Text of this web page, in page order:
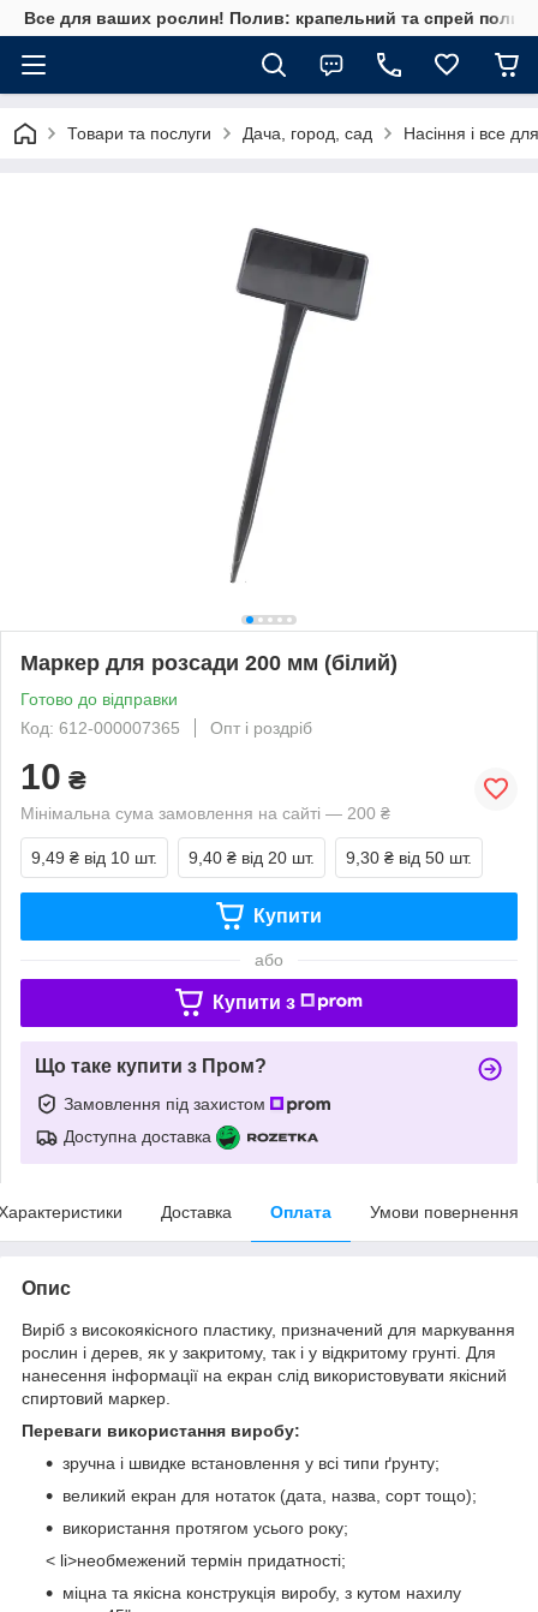
Все для ваших рослин! Полив: крапельний та спрей полив,
Товари та послуги Дача, город, сад Насіння і все
Маркер для розсади 200 мм (білий)
Готово до відправки
Код: 612-000007365
Опт і роздріб
10 ₴
Мінімальна сума замовлення на сайті — 200 ₴
9,49 ₴ від 10 шт. 9,40 ₴ від 20 шт. 9,30 ₴ від 50 шт.
Купити
або
Купити з
Що таке купити з Пром?
Замовлення під захистом
Доступна доставка
Доставка Оплата Умови повернення
Опис
Виріб з високоякісного пластику, призначений для маркування
рослин і дерев, як у закритому, так і у відкритому грунті. Для
нанесення інформації на екран слід використовувати якісний
спиртовий маркер.
Переваги використання виробу:
зручна і швидке встановлення у всі типи ґрунту;
великий екран для нотаток (дата, назва, сорт тощо);
використання протягом усього року;
< li>необмежений термін придатності;
міцна та якісна конструкція виробу, з кутом нахилу